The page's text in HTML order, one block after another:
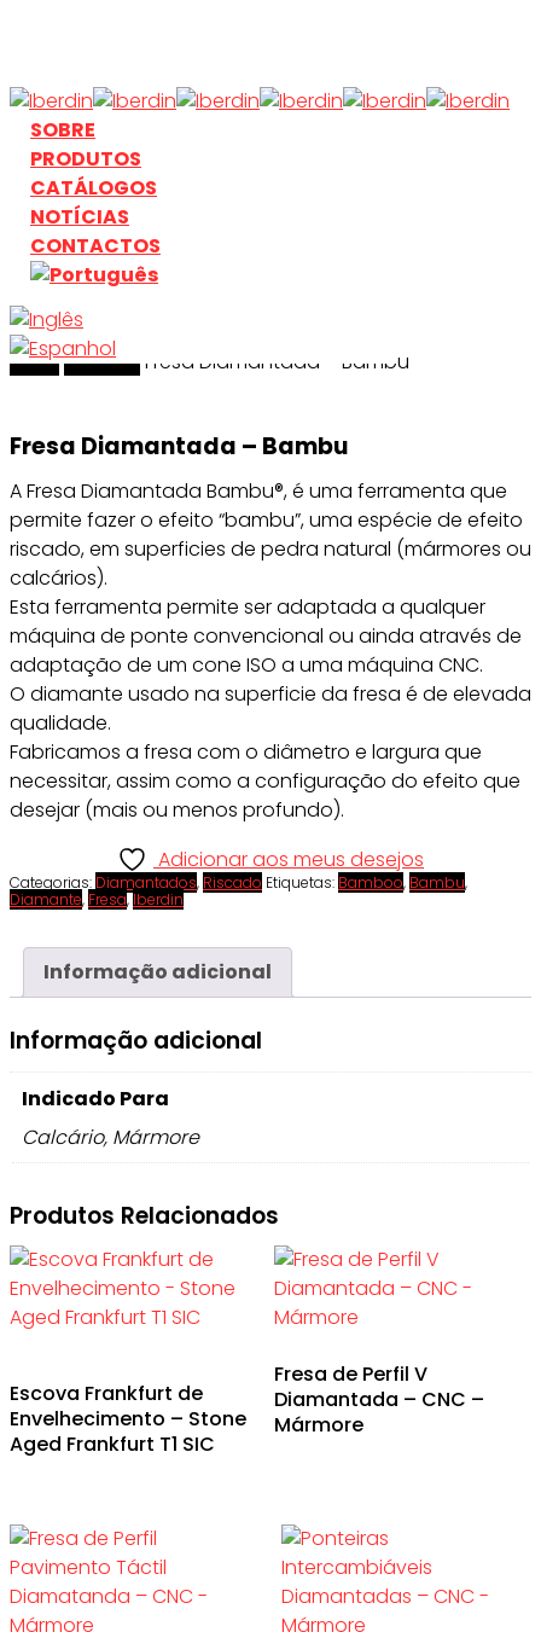
main
content
search
Menu
SOBRE
PRODUTOS
CATÁLOGOS
NOTÍCIAS
CONTACTOS
search
InícioRiscadoFresa Diamantada – Bambu
Fresa Diamantada – Bambu
A Fresa Diamantada Bambu®, é uma ferramenta que
permite fazer o efeito “bambu”, uma espécie de efeito
riscado, em superficies de pedra natural (mármores ou
calcários).
Esta ferramenta permite ser adaptada a qualquer
máquina de ponte convencional ou ainda através de
adaptação de um cone ISO a uma máquina CNC.
O diamante usado na superficie da fresa é de elevada
qualidade.
Fabricamos a fresa com o diâmetro e largura que
necessitar, assim como a configuração do efeito que
desejar (mais ou menos profundo).
Adicionar aos meus desejos
Categorias: Diamantados, Riscado Etiquetas: Bamboo, Bambu,
Diamante, Fresa,Iberdin
Informação adicional
Informação adicional
Indicado Para
Calcário, Mármore
Produtos Relacionados
This
product
has
The
options
may
be
Escova Frankfurt de
Envelhecimento – Stone
Aged Frankfurt T1 SIC
Fresa de Perfil V
Diamantada – CNC –
Mármore